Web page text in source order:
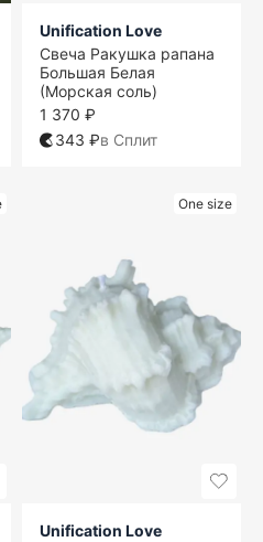
Unification Love
Свеча Ракушка рапана
Большая Белая
(Морская соль)
1 370 ₽
343 ₽в Сплит
One size
Unification Love